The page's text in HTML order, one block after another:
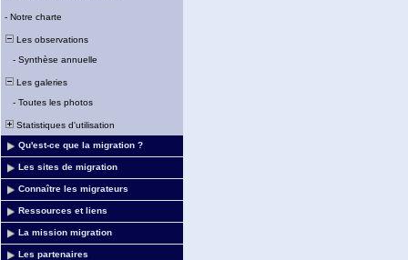
- Notre charte
Les observations
- Synthèse annuelle
Les galeries
- Toutes les photos
Statistiques d'utilisation
Qu'est-ce que la migration ?
Les sites de migration
Connaître les migrateurs
Ressources et liens
La mission migration
Les partenaires